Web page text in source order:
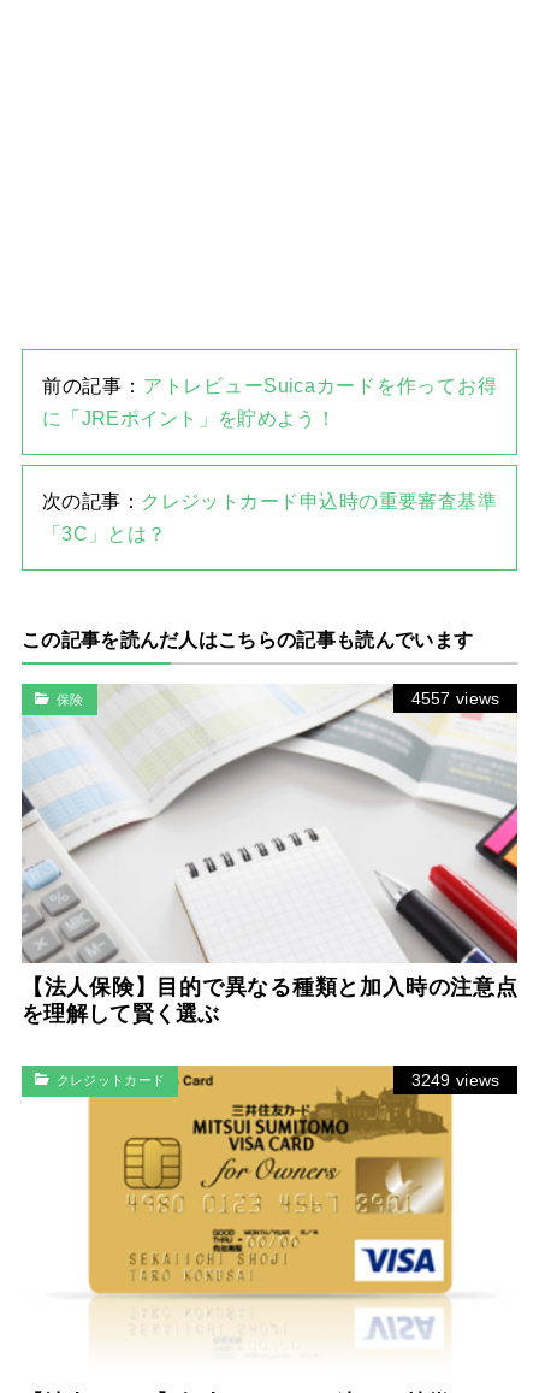
前の記事： アトレビューSuicaカードを作ってお得
に「JREポイント」を貯めよう！
次の記事： クレジットカード申込時の重要審査基準
「3C」とは？
この記事を読んだ人はこちらの記事も読んでいます
保険 4557 views
【法人保険】目的で異なる種類と加入時の注意点
を理解して賢く選ぶ
クレジットカード 3249 views